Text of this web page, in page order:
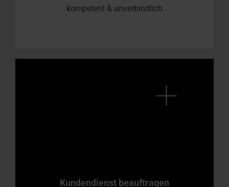
kompetent & unverbindlich
Kundendienst beauftragen